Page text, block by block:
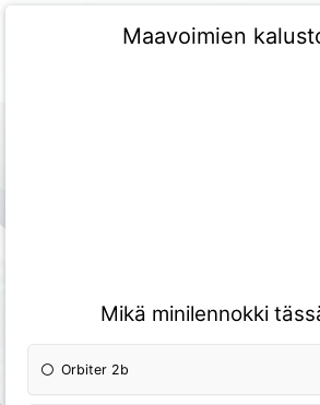
Maavoimien
Mikä minilennokki
Orbiter 2b